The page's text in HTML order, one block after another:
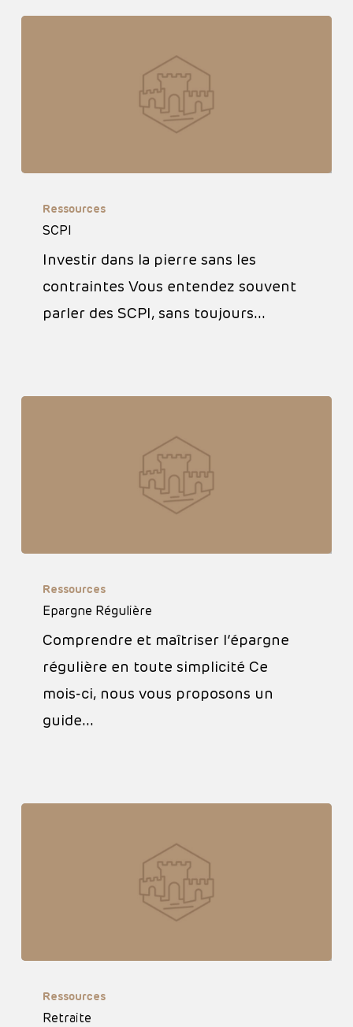
Ressources
SCPI
Investir dans la pierre sans les
contraintes Vous entendez souvent
parler des SCPI, sans toujours…
Régulière
Ressources
Epargne Régulière
Comprendre et maîtriser l’épargne
régulière en toute simplicité Ce
mois-ci, nous vous proposons un
guide…
Ressources
Retraite